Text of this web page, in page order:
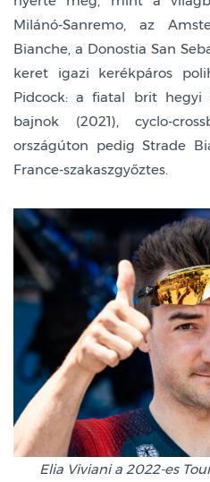
Milánó-Sanremo, az
Bianche, a Donostia San
keret igazi kerékpáros
Pidcock: a fiatal brit hegyi
bajnok (2021), cyclo-
országúton pedig Strade
France-szakaszgyőztes.
Elia Viviani a 2022-es